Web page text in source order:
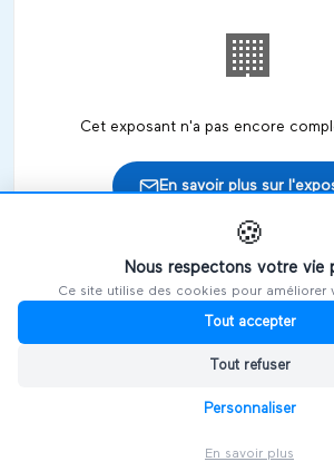
🏢
Cet exposant n'a pas encore
En savoir plus sur
🎪Retrouvez cet exposant sur les
🍪
Nous respectons votre vie
Ce site utilise des cookies pour améliorer
Tout accepter
Tout refuser
Personnaliser
En savoir plus